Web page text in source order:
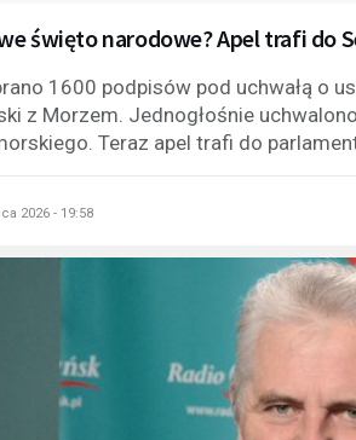
święto narodowe? Apel trafi do
1600 podpisów pod uchwałą o
z Morzem. Jednogłośnie
Teraz apel trafi do
2026 - 19:58